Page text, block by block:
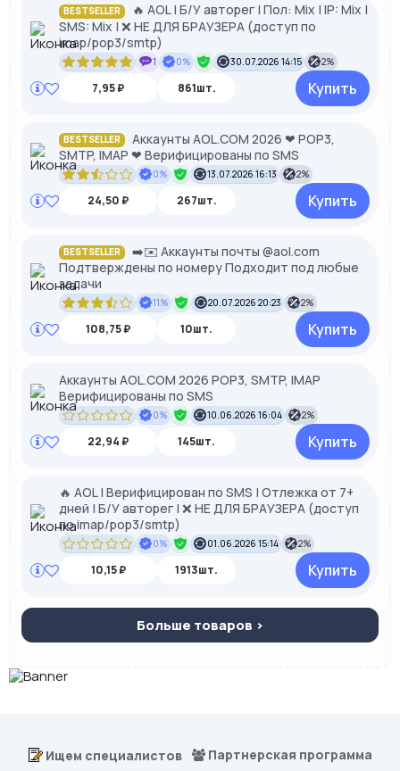
BESTSELLER
🔥 AOL | Б/У авторег | Пол: Mix | IP: Mix |
SMS: Mix | ❌ НЕ ДЛЯ БРАУЗЕРА (доступ по
imap/pop3/smtp)
1 0% 30.07.2026 14:15 2%
7,95 ₽ 861шт. Купить
BESTSELLER
Аккаунты AOL.COM 2026 ❤ POP3,
SMTP, IMAP ❤ Верифицированы по SMS
0% 13.07.2026 16:13 2%
24,50 ₽ 267шт. Купить
BESTSELLER
➡️✉️ Аккаунты почты @aol.com
Подтверждены по номеру Подходит под любые
задачи
11% 20.07.2026 20:23 2%
108,75 ₽ 10шт. Купить
Аккаунты AOL.COM 2026 POP3, SMTP, IMAP
Верифицированы по SMS
0% 10.06.2026 16:04 2%
22,94 ₽ 145шт. Купить
🔥 AOL | Верифицирован по SMS | Отлежка от 7+
дней | Б/У авторег | ❌ НЕ ДЛЯ БРАУЗЕРА (доступ
по imap/pop3/smtp)
0% 01.06.2026 15:14 2%
10,15 ₽ 1913шт. Купить
Больше товаров >
Ищем специалистов Партнерская программа